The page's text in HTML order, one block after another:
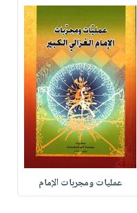
عمليات ومجربات الإمام